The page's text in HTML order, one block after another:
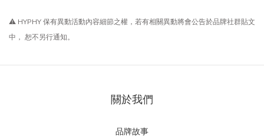
⚠ HYPHY 保有異動活動內容細節之權，若有相關異動將會公告於品牌社群貼文
中， 恕不另行通知。
關於我們
品牌故事